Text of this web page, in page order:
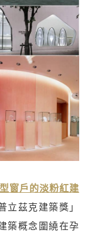
窗戶的淡粉紅建
立茲克建築獎」
築概念圍繞在孕